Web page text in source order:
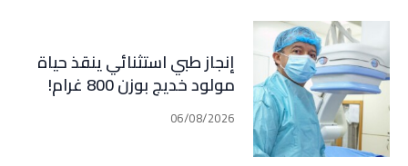
إنجاز طبي استثنائي ينقذ حياة
مولود خديج بوزن 800 غرام!
06/08/2026